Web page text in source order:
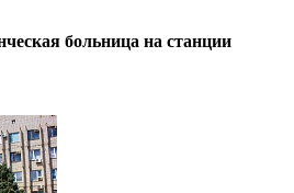
больница на станции